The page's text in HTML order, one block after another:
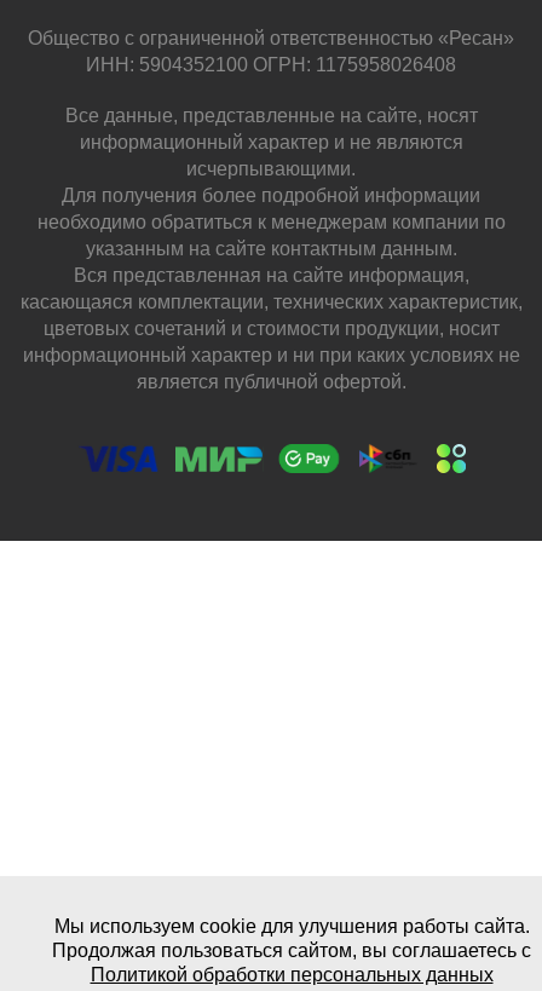
Общество с ограниченной ответственностью «Ресан»
ИНН: 5904352100 ОГРН: 1175958026408
Все данные, представленные на сайте, носят
информационный характер и не являются
исчерпывающими.
Для получения более подробной информации
необходимо обратиться к менеджерам компании по
указанным на сайте контактным данным.
Вся представленная на сайте информация,
касающаяся комплектации, технических характеристик,
цветовых сочетаний и стоимости продукции, носит
информационный характер и ни при каких условиях не
является публичной офертой.
Мы используем cookie для улучшения работы сайта.
Продолжая пользоваться сайтом, вы соглашаетесь с
Политикой обработки персональных данных